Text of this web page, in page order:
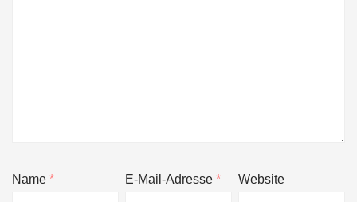
Name* E-Mail-Adresse* Website